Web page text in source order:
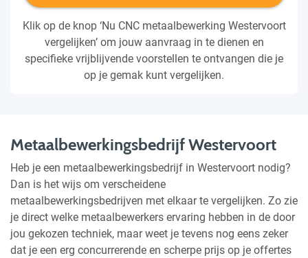
Klik op de knop ‘Nu CNC metaalbewerking Westervoort
vergelijken’ om jouw aanvraag in te dienen en
specifieke vrijblijvende voorstellen te ontvangen die je
op je gemak kunt vergelijken.
Metaalbewerkingsbedrijf Westervoort
Heb je een metaalbewerkingsbedrijf in Westervoort nodig?
Dan is het wijs om verscheidene
metaalbewerkingsbedrijven met elkaar te vergelijken. Zo zie
je direct welke metaalbewerkers ervaring hebben in de door
jou gekozen techniek, maar weet je tevens nog eens zeker
dat je een erg concurrerende en scherpe prijs op je offertes